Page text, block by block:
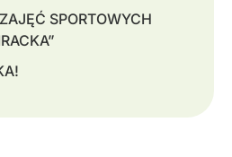
SPORTOWYCH